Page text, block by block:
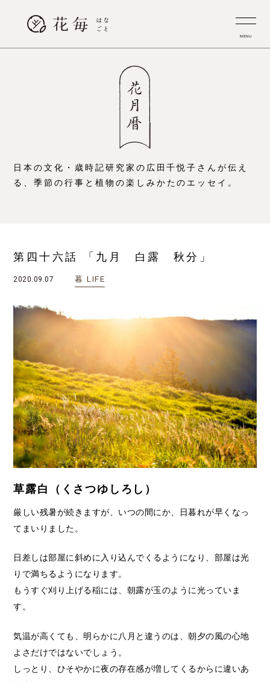
MENU
日本の文化・歳時記研究家の広田千悦子さんが伝え
る、季節の行事と植物の楽しみかたのエッセイ。
第四十六話 「九月 白露 秋分」
2020.09.07 暮 LIFE
草露白（くさつゆしろし）
厳しい残暑が続きますが、いつの間にか、日暮れが早くなっ
てまいりました。
日差しは部屋に斜めに入り込んでくるようになり、部屋は光
りで満ちるようになります。
もうすぐ刈り上げる稲には、朝露が玉のように光っていま
す。
気温が高くても、明らかに八月と違うのは、朝夕の風の心地
よさだけではないでしょう。
しっとり、ひそやかに夜の存在感が増してくるからに違いあ